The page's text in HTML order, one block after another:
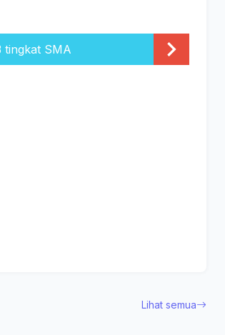
tingkat SMA
Lihat semua